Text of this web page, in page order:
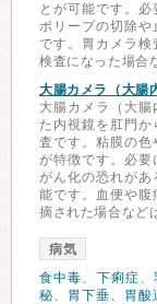
とが可能です。必
ポリープの切除や
です。胃カメラ検
検査になった場合
大腸カメラ（大腸
大腸カメラ（大
た内視鏡を肛門
査です。粘膜の色
が特徴です。必要
がん化の恐れがあ
能です。血便や腹
摘された場合など
病気
食中毒、 下痢症、
秘、 胃下垂、 胃酸